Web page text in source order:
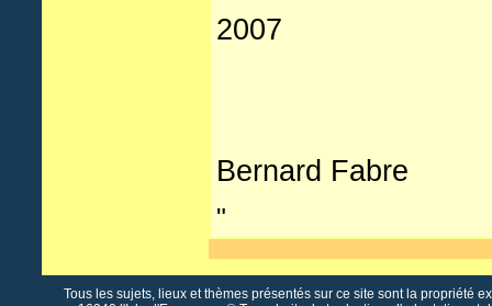
2007
Bernard Fabre
"
Tous les sujets, lieux et thèmes présentés sur ce site sont la propriété